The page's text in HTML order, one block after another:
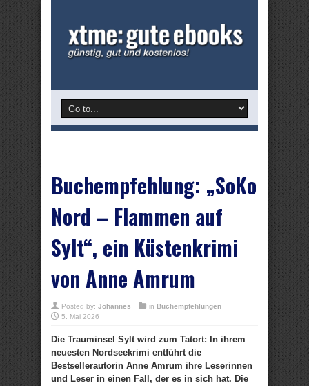
Buchempfehlung: „SoKo
Nord – Flammen auf
Sylt“, ein Küstenkrimi
von Anne Amrum
Posted by: Johannes in Buchempfehlungen
5. Mai 2026
Die Trauminsel Sylt wird zum Tatort: In ihrem
neuesten Nordseekrimi entführt die
Bestsellerautorin Anne Amrum ihre Leserinnen
und Leser in einen Fall, der es in sich hat. Die